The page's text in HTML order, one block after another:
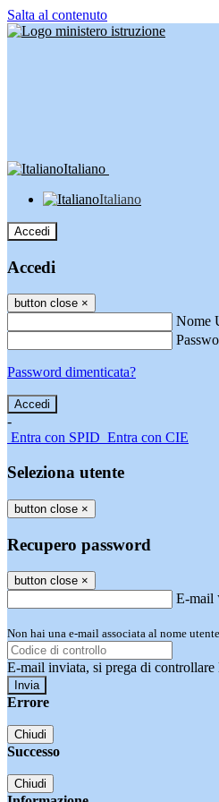
Salta al contenuto
Italiano
Italiano
Accedi
Accedi
button close ×
Nome
Password dimenticata?
-
Entra con SPID Entra con CIE
Seleziona utente
button close ×
Recupero password
button close ×
E-mail
Non hai una e-mail associata al nome
E-mail inviata, si prega di controllare
Errore
Chiudi
Successo
Chiudi